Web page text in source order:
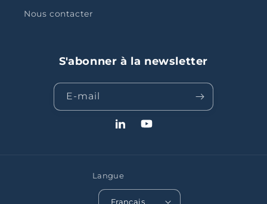
Nous contacter
S'abonner à la newsletter
E-mail
LinkedInYouTube
Langue
Français